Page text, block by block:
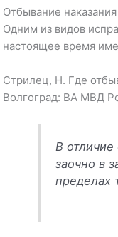
Отбывание
Одним из видов
настоящее время
Стрилец, Н. Где
Волгоград: ВА МВД
В
заочно в
пределах